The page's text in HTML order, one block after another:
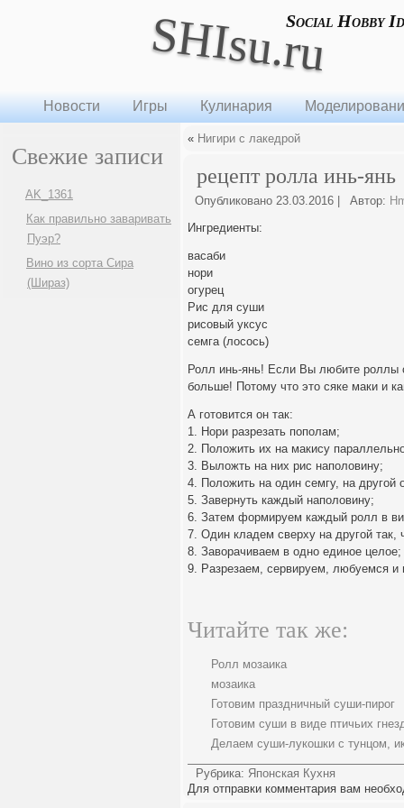
SHIsu.ruSocial Hobby
Новости Игры Кулинария
Свежие записи
AK_1361
Как правильно заваривать
Пуэр?
Вино из сорта Сира
(Шираз)
« Нигири с лакедрой
рецепт ролла инь-янь
Опубликовано 23.03.2016 Автор:
Ингредиенты:
васаби
нори
огурец
Рис для суши
рисовый уксус
семга (лосось)
Ролл инь-янь! Если Вы любите роллы
больше! Потому что это сяке маки и
А готовится он так:
1. Нори разрезать пополам;
2. Положить их на макису
3. Выложть на них рис наполовину;
4. Положить на один семгу, на другой
5. Завернуть каждый наполовину;
6. Затем формируем каждый ролл в
7. Один кладем сверху на другой так,
8. Заворачиваем в одно единое целое;
9. Разрезаем, сервируем, любуемся
Читайте так же:
Ролл мозаика
мозаика
Готовим праздничный суши-пирог
Готовим суши в виде птичьих
Делаем суши-лукошки с тунцом,
Рубрика: Японская Кухня
Для отправки комментария вам